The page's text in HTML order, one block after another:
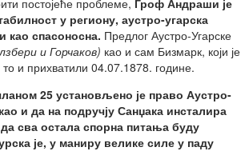
постојеће проблеме, Гроф Андраши је
у региону, аустро-угарска
као спасоносна. Предлог Аустро-Угарске
и Горчаков) као и сам Бизмарк, који је
и прихватили 04.07.1878. године.
25 установљено је право Аустро-
и да на подручју Санџака инсталира
сва остала спорна питања буду
је, у маниру велике силе у паду